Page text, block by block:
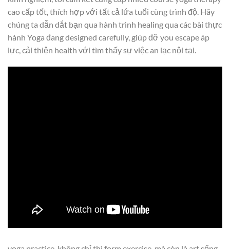
cao cấp tốt, thích hợp với tất cả lứa tuổi cùng trình độ. Hãy
chúng ta dẫn dắt bạn qua hành trình healing qua các bài thực
hành Yoga đang designed carefully, giúp đỡ you escape áp
lực, cải thiện health với tìm thấy sự việc an lạc nội tại.